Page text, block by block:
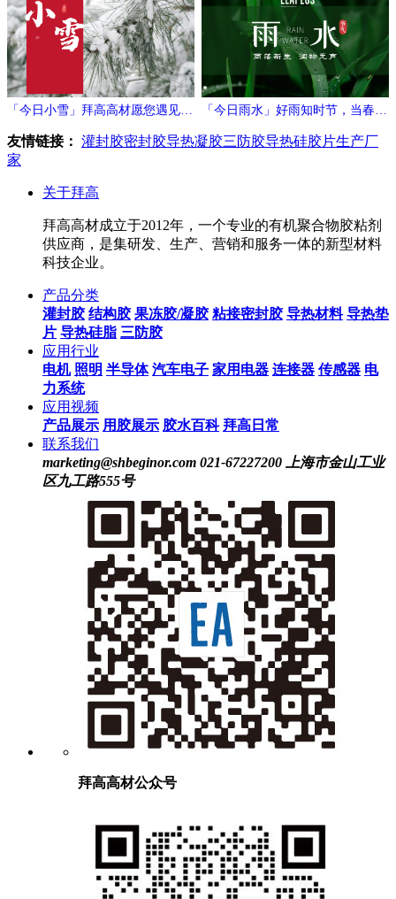
「今日小雪」拜高高材愿您遇见冬
日的温暖与期待！
「今日雨水」好雨知时节，当春乃
发生
友情链接： 灌封胶密封胶导热凝胶三防胶导热硅胶片生产厂
家
关于拜高
拜高高材成立于2012年，一个专业的有机聚合物胶粘剂
供应商，是集研发、生产、营销和服务一体的新型材料
科技企业。
产品分类
灌封胶 结构胶 果冻胶/凝胶 粘接密封胶 导热材料 导热垫
片 导热硅脂 三防胶
应用行业
电机 照明 半导体 汽车电子 家用电器 连接器 传感器 电
力系统
应用视频
产品展示 用胶展示 胶水百科 拜高日常
联系我们
marketing@shbeginor.com 021-67227200 上海市金山工业
区九工路555号
拜高高材公众号